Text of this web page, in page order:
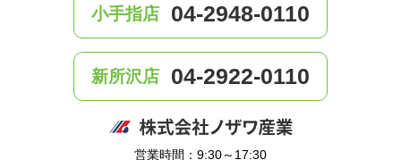
小手指店 04-2948-0110
新所沢店 04-2922-0110
営業時間：9:30～17:30